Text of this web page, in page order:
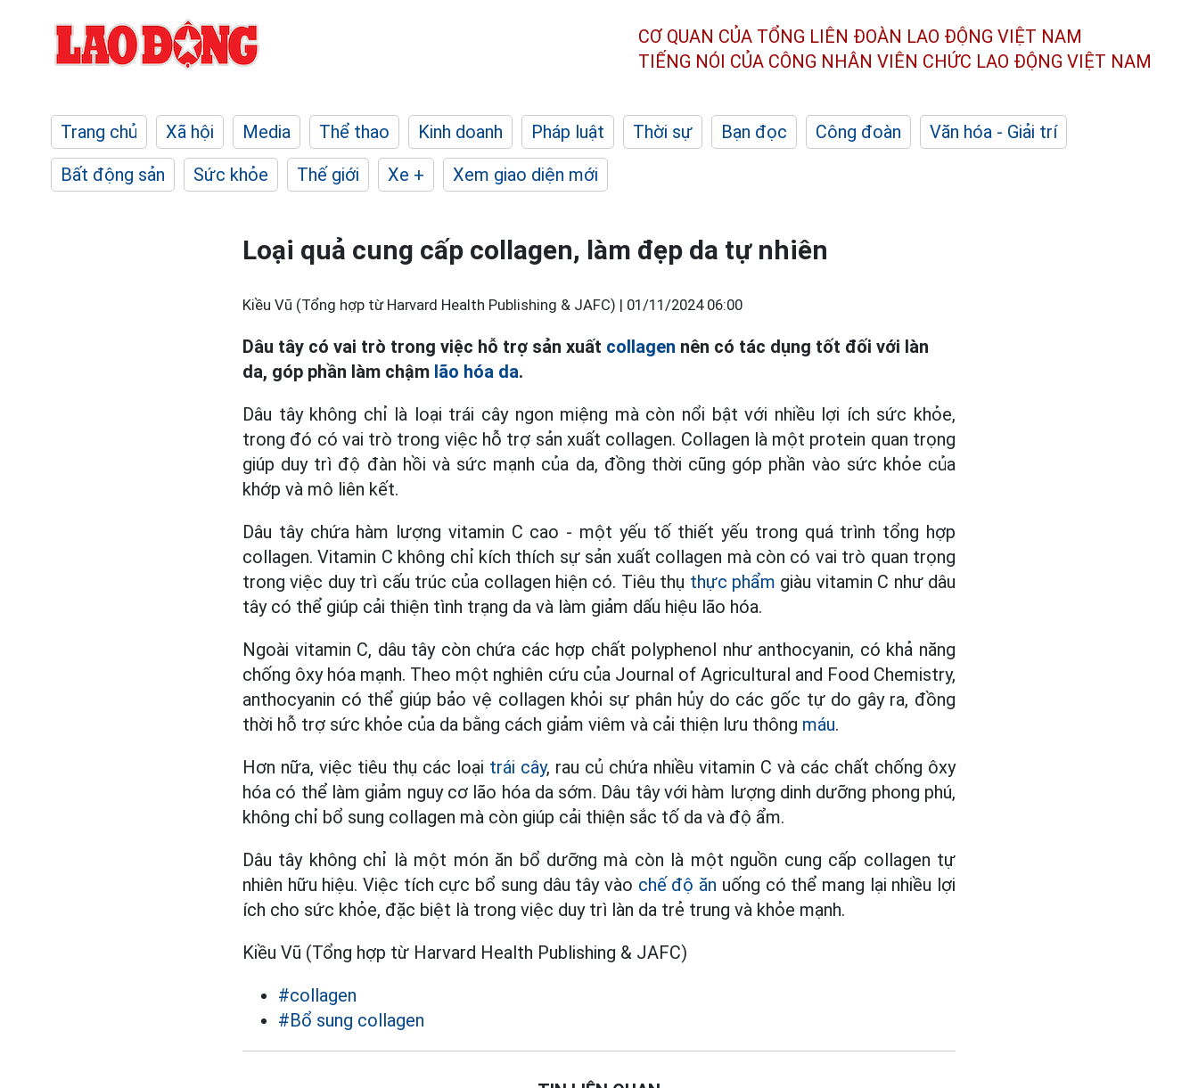
CƠ QUAN CỦA TỔNG LIÊN ĐOÀN LAO ĐỘNG VIỆT NAM
TIẾNG NÓI CỦA CÔNG NHÂN VIÊN CHỨC LAO ĐỘNG VIỆT NAM
Trang chủ Xã hội Media Thể thao Kinh doanh Pháp luật Thời sự Bạn đọc Công đoàn
Văn hóa - Giải trí
Bất động sản
Sức khỏe Thế giới Xe + Xem giao diện mới
Loại quả cung cấp collagen, làm đẹp da tự nhiên
Kiều Vũ (Tổng hợp từ Harvard Health Publishing & JAFC) | 01/11/2024 06:00
Dâu tây có vai trò trong việc hỗ trợ sản xuất collagen nên có tác dụng tốt đối với làn
da, góp phần làm chậm lão hóa da.
Dâu tây không chỉ là loại trái cây ngon miệng mà còn nổi bật với nhiều lợi ích sức khỏe,
trong đó có vai trò trong việc hỗ trợ sản xuất collagen. Collagen là một protein quan trọng
giúp duy trì độ đàn hồi và sức mạnh của da, đồng thời cũng góp phần vào sức khỏe của
khớp và mô liên kết.
Dâu tây chứa hàm lượng vitamin C cao - một yếu tố thiết yếu trong quá trình tổng hợp
collagen. Vitamin C không chỉ kích thích sự sản xuất collagen mà còn có vai trò quan trọng
trong việc duy trì cấu trúc của collagen hiện có. Tiêu thụ thực phẩm giàu vitamin C như dâu
tây có thể giúp cải thiện tình trạng da và làm giảm dấu hiệu lão hóa.
Ngoài vitamin C, dâu tây còn chứa các hợp chất polyphenol như anthocyanin, có khả năng
chống ôxy hóa mạnh. Theo một nghiên cứu của Journal of Agricultural and Food Chemistry,
anthocyanin có thể giúp bảo vệ collagen khỏi sự phân hủy do các gốc tự do gây ra, đồng
thời hỗ trợ sức khỏe của da bằng cách giảm viêm và cải thiện lưu thông máu.
Hơn nữa, việc tiêu thụ các loại trái cây, rau củ chứa nhiều vitamin C và các chất chống ôxy
hóa có thể làm giảm nguy cơ lão hóa da sớm. Dâu tây với hàm lượng dinh dưỡng phong phú,
không chỉ bổ sung collagen mà còn giúp cải thiện sắc tố da và độ ẩm.
Dâu tây không chỉ là một món ăn bổ dưỡng mà còn là một nguồn cung cấp collagen tự
nhiên hữu hiệu. Việc tích cực bổ sung dâu tây vào chế độ ăn uống có thể mang lại nhiều lợi
ích cho sức khỏe, đặc biệt là trong việc duy trì làn da trẻ trung và khỏe mạnh.
Kiều Vũ (Tổng hợp từ Harvard Health Publishing & JAFC)
#collagen
#Bổ sung collagen